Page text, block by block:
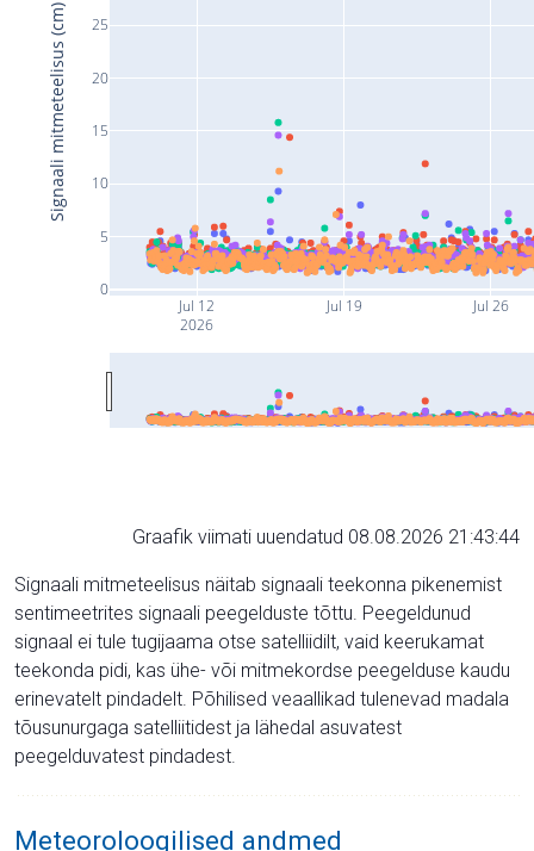
Jul 12
2026
Jul 19 Jul 26
0
5
10
15
20
25
Signaali mitmeteelisus (cm)
Graafik viimati uuendatud 08.08.2026 21:43:44
Signaali mitmeteelisus näitab signaali teekonna pikenemist
sentimeetrites signaali peegelduste tõttu. Peegeldunud
signaal ei tule tugijaama otse satelliidilt, vaid keerukamat
teekonda pidi, kas ühe- või mitmekordse peegelduse kaudu
erinevatelt pindadelt. Põhilised veaallikad tulenevad madala
tõusunurgaga satelliitidest ja lähedal asuvatest
peegelduvatest pindadest.
Meteoroloogilised andmed